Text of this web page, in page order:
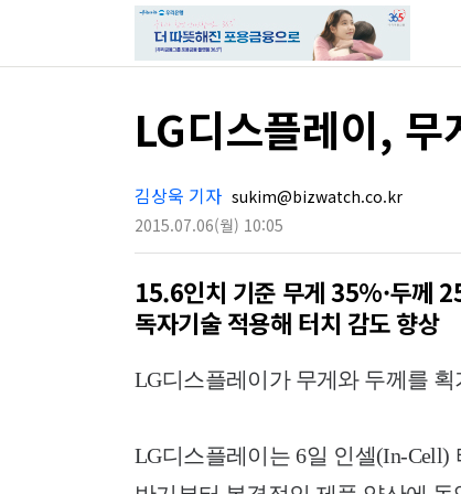
LG디스플레이, 무
김상욱 기자 sukim@bizwatch.co.kr
2015.07.06(월) 10:05
15.6인치 기준 무게 35%·두께
독자기술 적용해 터치 감도 향상
LG디스플레이가 무게와 두께를
LG디스플레이는 6일 인셀(In-